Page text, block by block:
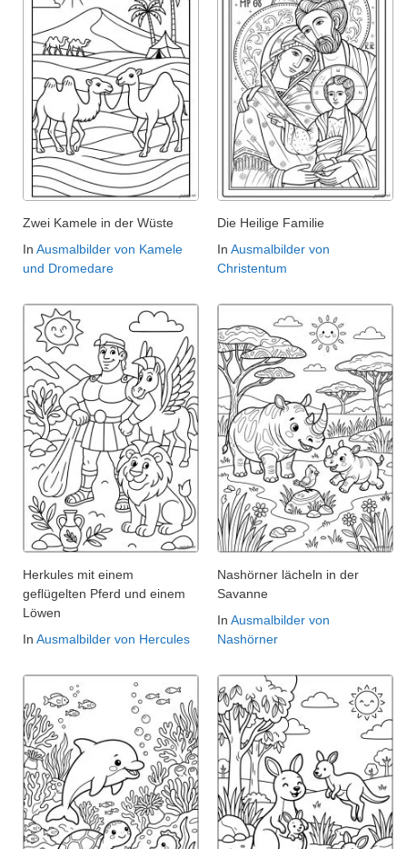
Zwei Kamele in der Wüste
In Ausmalbilder von Kamele
und Dromedare
Die Heilige Familie
In Ausmalbilder von
Christentum
Herkules mit einem
geflügelten Pferd und einem
Löwen
In Ausmalbilder von Hercules
Nashörner lächeln in der
Savanne
In Ausmalbilder von
Nashörner